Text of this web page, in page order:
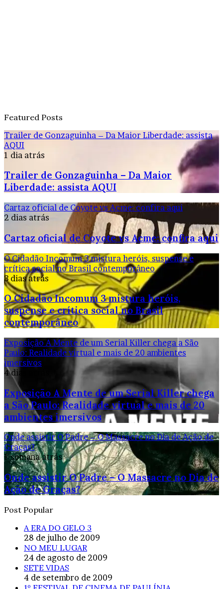
Featured Posts
Trailer de Gonzaguinha – Da Maior Liberdade: assista
AQUI
1 dia atrás
Trailer de Gonzaguinha – Da Maior
Liberdade: assista AQUI
Cartaz oficial de Coyote vs Acme: confira aqui
2 dias atrás
Cartaz oficial de Coyote vs Acme: confira aqui
O Cidadão Incomum 3 mistura heróis, suspense e
crítica social no Brasil contemporâneo
3 dias atrás
O Cidadão Incomum 3 mistura heróis,
suspense e crítica social no Brasil
contemporâneo
Exposição A Mente de um Serial Killer chega a São
Paulo: Realidade virtual e mais de 20 ambientes
imersivos
4 dias atrás
Exposição A Mente de um Serial Killer chega
a São Paulo: Realidade virtual e mais de 20
ambientes imersivos
Onde assistir O Padre – O Massacre no Dia de Ação de
Graças?
1 semana atrás
Onde assistir O Padre – O Massacre no Dia de
Ação de Graças?
Post Popular
A ERA DO GELO 3
28 de julho de 2009
NO MEU LUGAR
24 de agosto de 2009
SETE VIDAS
4 de setembro de 2009